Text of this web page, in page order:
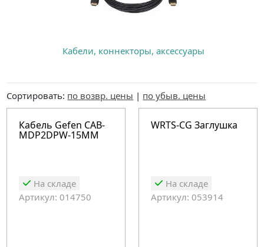
Кабели, коннекторы, аксессуары
Сортировать: по возвр. цены | по убыв. цены
Кабель Gefen CAB-
MDP2DPW-15MM
На складе
Артикул: 014750
WRTS-CG Заглушка
На складе
Артикул: 053914